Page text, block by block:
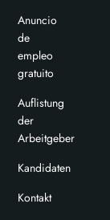
Anuncio
de
empleo
gratuito
Auflistung
der
Arbeitgeber
Kandidaten
Kontakt